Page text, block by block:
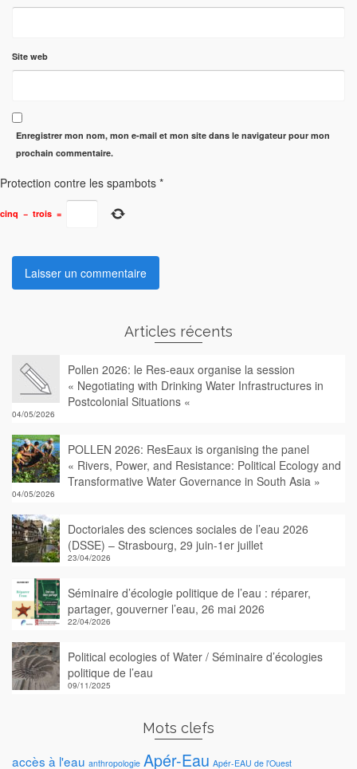
Site web
Enregistrer mon nom, mon e-mail et mon site dans le navigateur pour mon
prochain commentaire.
Protection contre les spambots *
cinq − trois =
Articles récents
Pollen 2026: le Res-eaux organise la session
« Negotiating with Drinking Water Infrastructures in
Postcolonial Situations «
04/05/2026
POLLEN 2026: ResEaux is organising the panel
« Rivers, Power, and Resistance: Political Ecology and
Transformative Water Governance in South Asia »
04/05/2026
Doctoriales des sciences sociales de l’eau 2026
(DSSE) – Strasbourg, 29 juin-1er juillet
23/04/2026
Séminaire d’écologie politique de l’eau : réparer,
partager, gouverner l’eau, 26 mai 2026
22/04/2026
Political ecologies of Water / Séminaire d’écologies
politique de l’eau
09/11/2025
Mots clefs
accès à l'eau anthropologie Apér-Eau Apér-EAU de l'Ouest